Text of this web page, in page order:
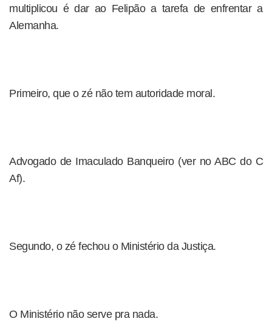
multiplicou é dar ao Felipão a tarefa de enfrentar a
Alemanha.
Primeiro, que o zé não tem autoridade moral.
Advogado de Imaculado Banqueiro (ver no ABC do C
Af).
Segundo, o zé fechou o Ministério da Justiça.
O Ministério não serve pra nada.